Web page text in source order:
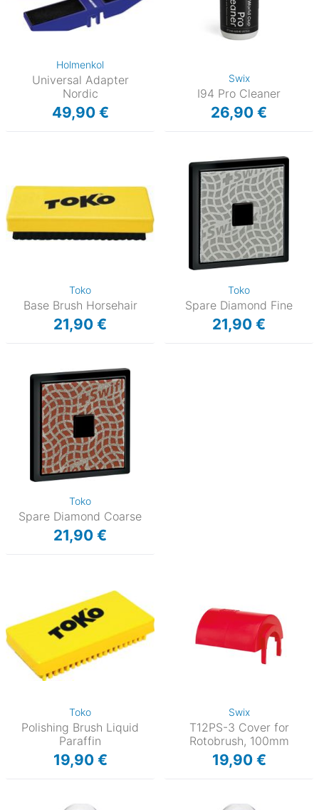
Holmenkol
Universal Adapter
Nordic
49,90 €
Swix
I94 Pro Cleaner
26,90 €
Toko
Base Brush Horsehair
21,90 €
Toko
Spare Diamond Fine
21,90 €
Toko
Spare Diamond Coarse
21,90 €
Toko
Polishing Brush Liquid
Paraffin
19,90 €
Swix
T12PS-3 Cover for
Rotobrush, 100mm
19,90 €